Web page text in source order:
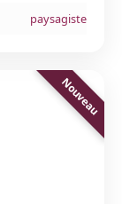
paysagiste